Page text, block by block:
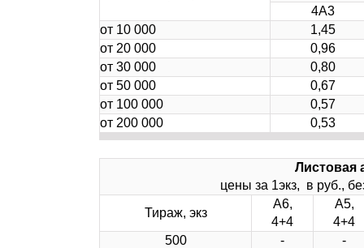
4А3
от 10 000
1,45
от 20 000
0,96
от 30 000
0,80
от 50 000
0,67
от 100 000
0,57
от 200 000
0,53
Листовая
цены за 1экз, в руб.,
Тираж, экз
А6,
4+4
А5,
4+4
500
-
-